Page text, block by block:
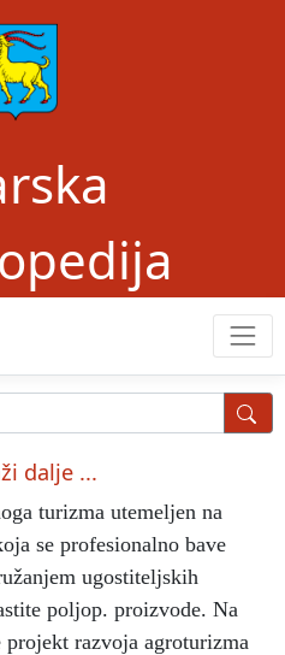
dalje ...
turizma utemeljen na
se profesionalno bave
ugostiteljskih
poljop. proizvode. Na
razvoja agroturizma